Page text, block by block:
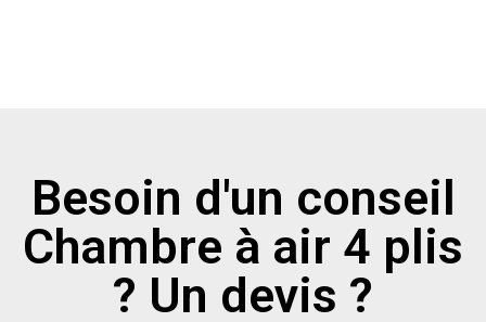
Besoin d'un conseil
Chambre à air 4 plis
? Un devis ?